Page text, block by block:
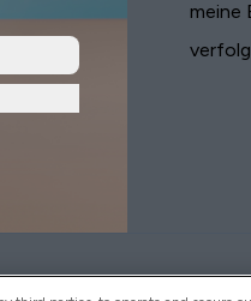
meine
is an